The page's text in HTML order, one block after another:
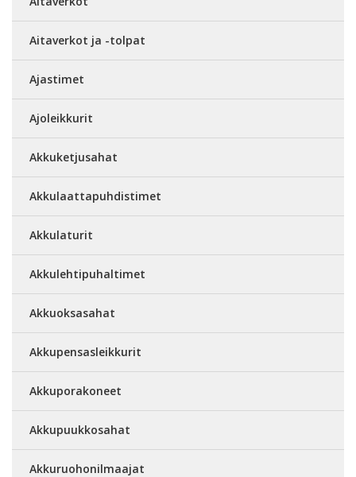
Aitaverkot ja -tolpat
Ajastimet
Ajoleikkurit
Akkuketjusahat
Akkulaattapuhdistimet
Akkulaturit
Akkulehtipuhaltimet
Akkuoksasahat
Akkupensasleikkurit
Akkuporakoneet
Akkupuukkosahat
Akkuruohonilmaajat